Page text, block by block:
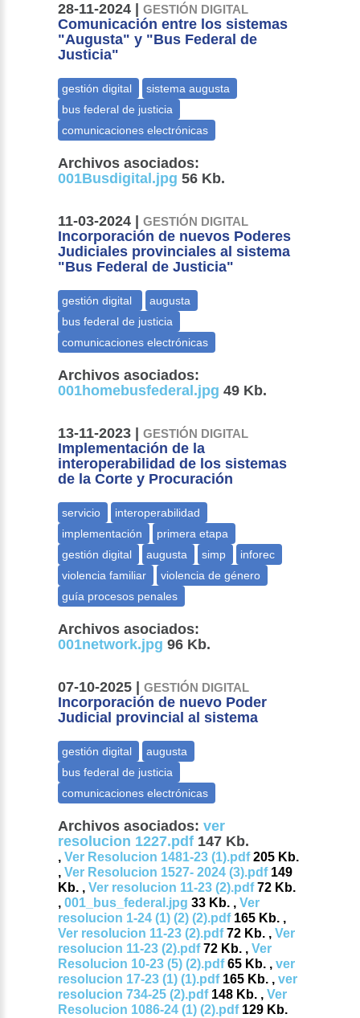
28-11-2024 |GESTIÓN DIGITAL
Comunicación entre los sistemas
"Augusta" y "Bus Federal de
Justicia"
Archivos asociados:
001Busdigital.jpg 56 Kb.
11-03-2024 |GESTIÓN DIGITAL
Incorporación de nuevos Poderes
Judiciales provinciales al sistema
"Bus Federal de Justicia"
Archivos asociados:
001homebusfederal.jpg 49 Kb.
13-11-2023 |GESTIÓN DIGITAL
Implementación de la
interoperabilidad de los sistemas
de la Corte y Procuración
Archivos asociados:
001network.jpg 96 Kb.
07-10-2025 |GESTIÓN DIGITAL
Incorporación de nuevo Poder
Judicial provincial al sistema
Archivos asociados: ver
resolucion 1227.pdf 147 Kb.
,Ver Resolucion 1481-23 (1).pdf205 Kb.
,Ver Resolucion 1527- 2024 (3).pdf149
Kb. ,Ver resolucion 11-23 (2).pdf72 Kb.
,001_bus_federal.jpg 33 Kb. ,Ver
resolucion 1-24 (1) (2) (2).pdf165 Kb. ,
Ver resolucion 11-23 (2).pdf72 Kb. ,Ver
resolucion 11-23 (2).pdf72 Kb. ,Ver
Resolucion 10-23 (5) (2).pdf65 Kb. ,ver
resolucion 17-23 (1) (1).pdf165 Kb. ,ver
resolucion 734-25 (2).pdf148 Kb. ,Ver
Resolucion 1086-24 (1) (2).pdf129 Kb.